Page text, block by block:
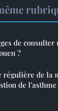
de consulter
?
de la
de l'asthme